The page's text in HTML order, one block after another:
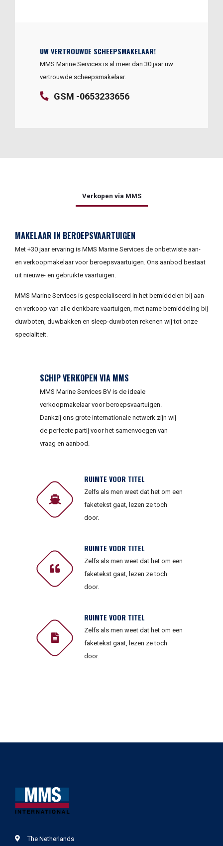
UW VERTROUWDE SCHEEPSMAKELAAR!
MMS Marine Services is al meer dan 30 jaar uw
vertrouwde scheepsmakelaar.
GSM -0653233656
Verkopen via MMS
MAKELAAR IN BEROEPSVAARTUIGEN
Met +30 jaar ervaring is MMS Marine Services de onbetwiste aan-
en verkoopmakelaar voor beroepsvaartuigen. Ons aanbod bestaat
uit nieuwe- en gebruikte vaartuigen.
MMS Marine Services is gespecialiseerd in het bemiddelen bij aan-
en verkoop van alle denkbare vaartuigen, met name bemiddeling bij
duwboten, duwbakken en sleep-duwboten rekenen wij tot onze
specialiteit.
SCHIP VERKOPEN VIA MMS
MMS Marine Services BV is de ideale
verkoopmakelaar voor beroepsvaartuigen.
Dankzij ons grote internationale netwerk zijn wij
de perfecte partij voor het samenvoegen van
vraag en aanbod.
RUIMTE VOOR TITEL
Zelfs als men weet dat het om een
faketekst gaat, lezen ze toch
door.
RUIMTE VOOR TITEL
Zelfs als men weet dat het om een
faketekst gaat, lezen ze toch
door.
RUIMTE VOOR TITEL
Zelfs als men weet dat het om een
faketekst gaat, lezen ze toch
door.
The Netherlands